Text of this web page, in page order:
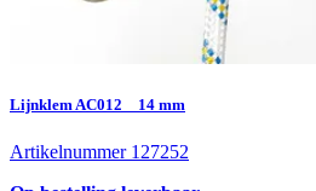
Lijnklem AC012 _ 14 mm
Artikelnummer 127252